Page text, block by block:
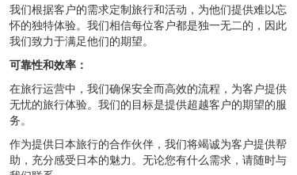
我们根据客户的需求定制旅行和活动，为他们提供难以忘
怀的独特体验。我们相信每位客户都是独一无二的，因此
我们致力于满足他们的期望。
可靠性和效率：
在旅行运营中，我们确保安全而高效的流程，为客户提供
无忧的旅行体验。我们的目标是提供超越客户的期望的服
务。
作为提供日本旅行的合作伙伴，我们将竭诚为客户提供帮
助，充分感受日本的魅力。无论您有什么需求，请随时与